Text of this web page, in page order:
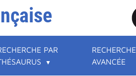
PAR
RECHERCHE
AVANCÉE